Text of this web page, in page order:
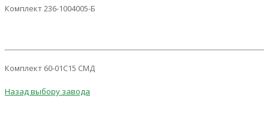
Комплект 236-1004005-Б
Комплект 60-01С15 СМД
Назад выбору завода